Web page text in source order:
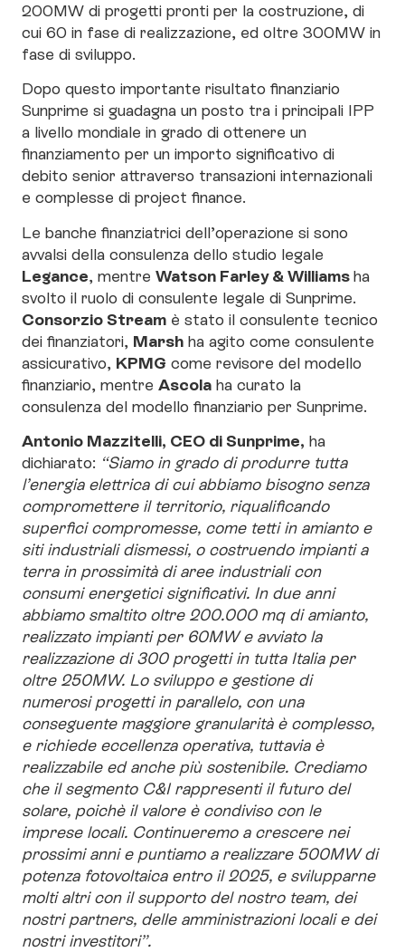
200MW di progetti pronti per la costruzione, di
cui 60 in fase di realizzazione, ed oltre 300MW in
fase di sviluppo.
Dopo questo importante risultato finanziario
Sunprime si guadagna un posto tra i principali IPP
a livello mondiale in grado di ottenere un
finanziamento per un importo significativo di
debito senior attraverso transazioni internazionali
e complesse di project finance.
Le banche finanziatrici dell’operazione si sono
avvalsi della consulenza dello studio legale
Legance, mentre Watson Farley & Williamsha
svolto il ruolo di consulente legale di Sunprime.
Consorzio Stream è stato il consulente tecnico
dei finanziatori, Marsh ha agito come consulente
assicurativo, KPMG come revisore del modello
finanziario, mentre Ascola ha curato la
consulenza del modello finanziario per Sunprime.
Antonio Mazzitelli, CEO di Sunprime, ha
dichiarato: “Siamo in grado di produrre tutta
l’energia elettrica di cui abbiamo bisogno senza
compromettere il territorio, riqualificando
superfici compromesse, come tetti in amianto e
siti industriali dismessi, o costruendo impianti a
terra in prossimità di aree industriali con
consumi energetici significativi. In due anni
abbiamo smaltito oltre 200.000 mq di amianto,
realizzato impianti per 60MW e avviato la
realizzazione di 300 progetti in tutta Italia per
oltre 250MW. Lo sviluppo e gestione di
numerosi progetti in parallelo, con una
conseguente maggiore granularità è complesso,
e richiede eccellenza operativa, tuttavia è
realizzabile ed anche più sostenibile. Crediamo
che il segmento C&I rappresenti il futuro del
solare, poichè il valore è condiviso con le
imprese locali. Continueremo a crescere nei
prossimi anni e puntiamo a realizzare 500MW di
potenza fotovoltaica entro il 2025, e svilupparne
molti altri con il supporto del nostro team, dei
nostri partners, delle amministrazioni locali e dei
nostri investitori”.